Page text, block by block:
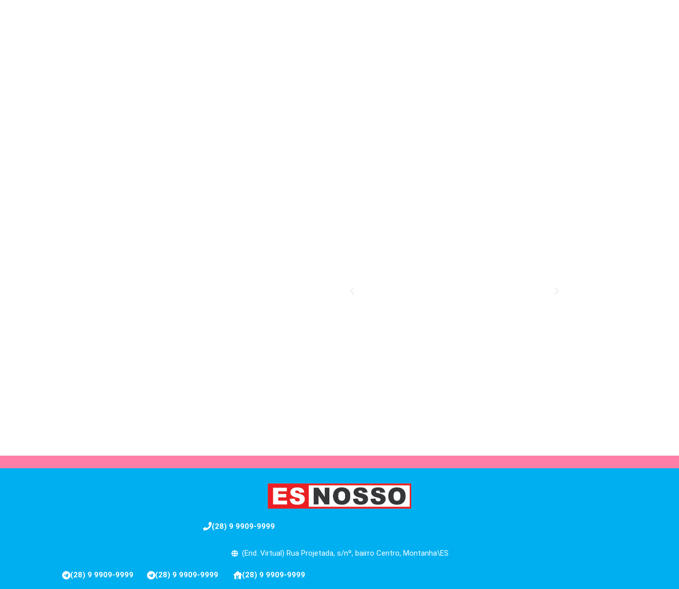
(28) 9 9909-9999
(End. Virtual) Rua Projetada, s/nº, bairro Centro, Montanha\ES
(28) 9 9909-9999 (28) 9 9909-9999 (28) 9 9909-9999